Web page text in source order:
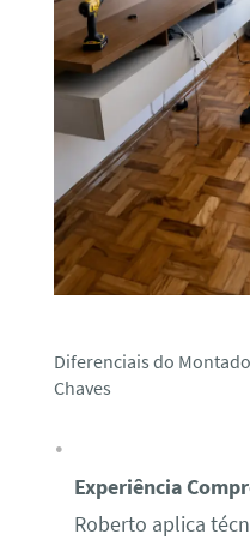
Diferenciais do
Chaves
Experiência
Roberto aplica